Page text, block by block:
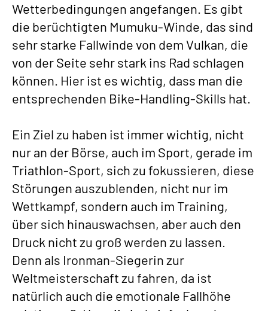
Wetterbedingungen angefangen. Es gibt
die berüchtigten Mumuku-Winde, das sind
sehr starke Fallwinde von dem Vulkan, die
von der Seite sehr stark ins Rad schlagen
können. Hier ist es wichtig, dass man die
entsprechenden Bike-Handling-Skills hat.
Ein Ziel zu haben ist immer wichtig, nicht
nur an der Börse, auch im Sport, gerade im
Triathlon-Sport, sich zu fokussieren, diese
Störungen auszublenden, nicht nur im
Wettkampf, sondern auch im Training,
über sich hinauswachsen, aber auch den
Druck nicht zu groß werden zu lassen.
Denn als Ironman-Siegerin zur
Weltmeisterschaft zu fahren, da ist
natürlich auch die emotionale Fallhöhe